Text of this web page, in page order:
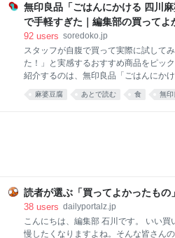
していなか
無印良品「ごはんにかける 四川
で手軽すぎた｜編集部の買ってよ
92 users soredoko.jp
スタッフが自腹で買って実際に試して
た！」と実感するおすすめ商品をピッ
紹介するのは、無印良品「ごはんにかけ
本格四川の味が楽しめます。暑くて料理
調理するのは、面倒くさい。特に夏は
理するのも暑くて億劫。そんなときでも
麻婆豆腐が味わえるのがこちらの商品で
4〜5分あたためて（電子レンジであた
麻婆豆腐 あとで読む 食 無印
読者が選ぶ「買ってよかったもの
38 users dailyportalz.jp
こんにちは、編集部 石川です。 いい買
慢したくなりますよね。そんな皆さん